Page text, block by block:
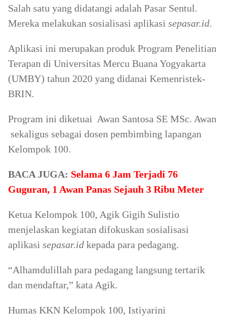
Salah satu yang didatangi adalah Pasar Sentul.
Mereka melakukan sosialisasi aplikasi sepasar.id.
Aplikasi ini merupakan produk Program Penelitian
Terapan di Universitas Mercu Buana Yogyakarta
(UMBY) tahun 2020 yang didanai Kemenristek-
BRIN.
Program ini diketuai Awan Santosa SE MSc. Awan
sekaligus sebagai dosen pembimbing lapangan
Kelompok 100.
BACA JUGA: Selama 6 Jam Terjadi 76
Guguran, 1 Awan Panas Sejauh 3 Ribu Meter
Ketua Kelompok 100, Agik Gigih Sulistio
menjelaskan kegiatan difokuskan sosialisasi
aplikasi sepasar.id kepada para pedagang.
“Alhamdulillah para pedagang langsung tertarik
dan mendaftar,” kata Agik.
Humas KKN Kelompok 100, Istiyarini